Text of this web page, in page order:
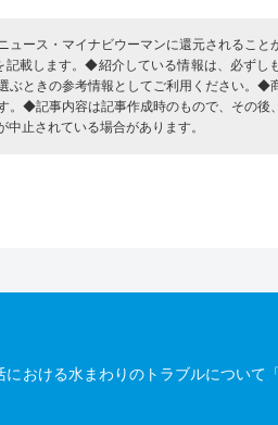
ース・マイナビウーマンに還元されるこ
載します。◆紹介している情報は、必ずし
ぶときの参考情報としてご利用ください。◆
。◆記事内容は記事作成時のもので、その後
止されている場合があります。
おける水まわりのトラブルについて